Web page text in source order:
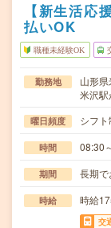
【新生活応
払いOK
職種未経験OK
勤務地
山形
米沢
曜日頻度 シフト
時間 08:30
期間 長期で
時給 時給
交